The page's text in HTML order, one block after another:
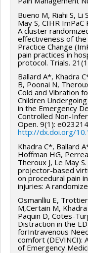
décideurs et à offrir
patients. Elle
services non
décideurs
faire évoluer les
les résultats
dans les
aux meilleures
professionnels de
proches.
d'intervenir au
pharmacologiques
de mieux outiller
pratiques
douleur des enfants
pédiatrique afin
meilleure gestion
Bueno M, Riahi S, Li
May S, CIHR
A cluster
effectiveness of
Practice Change
pain practices in
protocol. Trials.
Ballard A*, Khadra
B, Poonai N,
Cold and Vibration
Children
in the Emergency
Controlled Non-
Open. 9(1):
http://dx.doi.org/
Khadra C*, Ballard
Hoffman HG,
Theroux J, Le May
projector-based
on procedural pain
injuries: A
Osmanlliu E,
M,Certain M,
Paquin D, Cotes-
Distraction in the
forIntravenous
comfort (DEVINCI):
of Emergency